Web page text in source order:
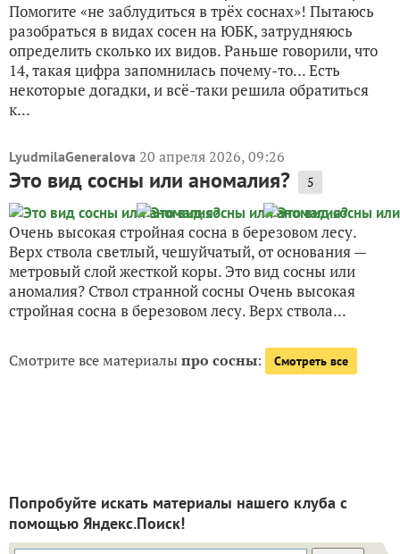
Помогите «не заблудиться в трёх соснах»! Пытаюсь
разобраться в видах сосен на ЮБК, затрудняюсь
определить сколько их видов. Раньше говорили, что
14, такая цифра запомнилась почему-то... Есть
некоторые догадки, и всё-таки решила обратиться
к...
LyudmilaGeneralova 20 апреля 2026, 09:26
Это вид сосны или аномалия? 5
Очень высокая стройная сосна в березовом лесу.
Верх ствола светлый, чешуйчатый, от основания —
метровый слой жесткой коры. Это вид сосны или
аномалия? Ствол странной сосны Очень высокая
стройная сосна в березовом лесу. Верх ствола...
Смотрите все материалыпро сосны: Смотреть все
Попробуйте искать материалы нашего клуба с
помощью Яндекс.Поиск!